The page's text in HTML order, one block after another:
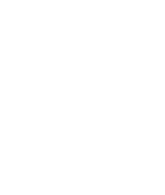
provinciali